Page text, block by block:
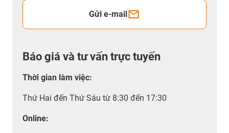
Gửi e-mail
Báo giá và tư vấn trực tuyến
Thời gian làm việc:
Thứ Hai đến Thứ Sáu từ 8:30 đến 17:30
Online: